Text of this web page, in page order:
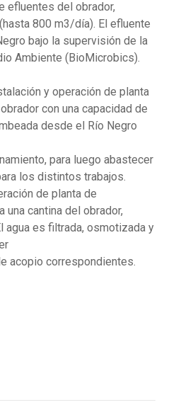
efluentes del obrador,
800 m3/día). El efluente
bajo la supervisión de la
Ambiente (BioMicrobics).
y operación de planta
con una capacidad de
desde el Río Negro
para luego abastecer
los distintos trabajos.
de planta de
una cantina del obrador,
agua es filtrada, osmotizada y
acopio correspondientes.